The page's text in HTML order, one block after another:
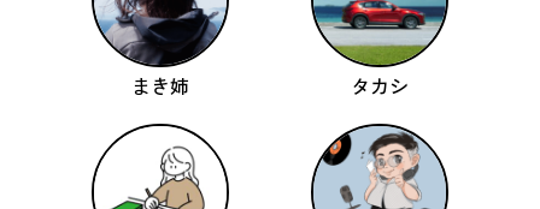
まき姉 タカシ